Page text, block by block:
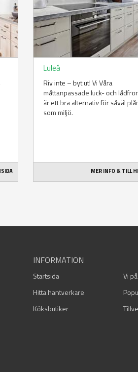
Luleå
Riv inte – byt ut! Vi Våra
måttanpassade luck- och
är ett bra alternativ för såväl
som miljö.
MER INFO & TILL
INFORMATION
Startsida Vi
Hitta hantverkare
Köksbutiker